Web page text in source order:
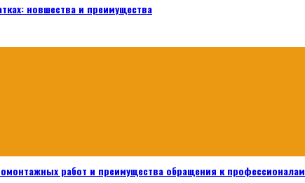
новшества и преимущества
работ и преимущества обращения к профессионалам